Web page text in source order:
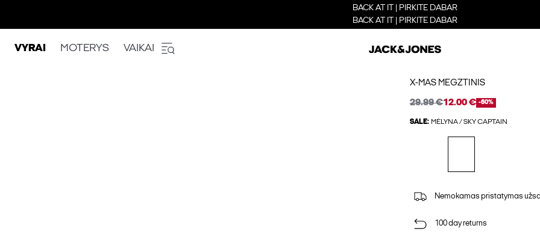
BACK AT IT | PIRKITE DABAR
BACK AT IT | PIRKITE DABAR
VYRAI MOTERYS VAIKAI
X-MAS MEGZTINIS
29.99 €12.00 € -60%
SALE: MĖLYNA / SKY CAPTAIN
Nemokamas pristatymas
100 day returns